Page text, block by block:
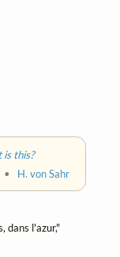
this?
• H. von Sahr
dans l'azur,"